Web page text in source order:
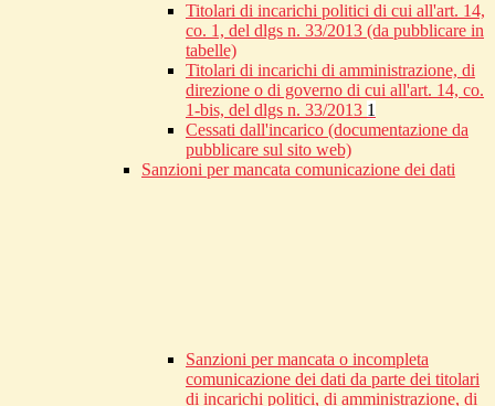
Titolari di incarichi politici di cui all'art. 14,
co. 1, del dlgs n. 33/2013 (da pubblicare in
tabelle)
Titolari di incarichi di amministrazione, di
direzione o di governo di cui all'art. 14, co.
1-bis, del dlgs n. 33/2013 1
Cessati dall'incarico (documentazione da
pubblicare sul sito web)
Sanzioni per mancata comunicazione dei dati
Sanzioni per mancata o incompleta
comunicazione dei dati da parte dei titolari
di incarichi politici, di amministrazione, di